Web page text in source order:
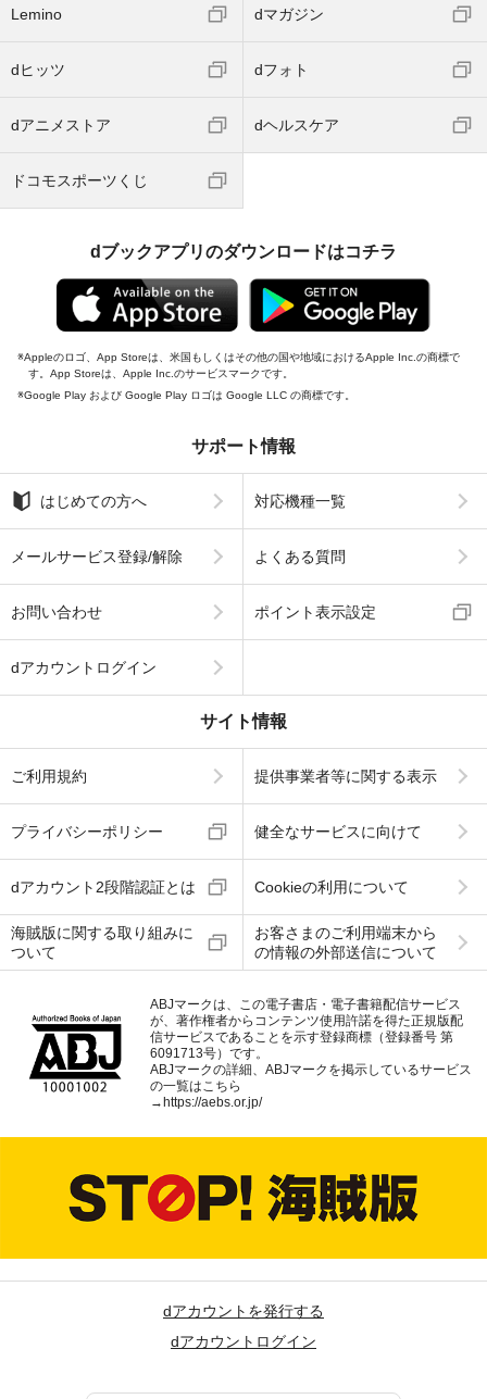
Lemino dマガジン
dヒッツ dフォト
dアニメストア dヘルスケア
ドコモスポーツくじ
dブックアプリのダウンロードはコチラ
Appleのロゴ、App Storeは、米国もしくはその他の国や地域におけるApple Inc.の商標で
す。App Storeは、Apple Inc.のサービスマークです。
Google Play および Google Play ロゴは Google LLC の商標です。
サポート情報
はじめての方へ 対応機種一覧
メールサービス登録/解除 よくある質問
お問い合わせ ポイント表示設定
dアカウントログイン
サイト情報
ご利用規約 提供事業者等に関する表示
プライバシーポリシー 健全なサービスに向けて
dアカウント2段階認証とは Cookieの利用について
海賊版に関する取り組みに
ついて
お客さまのご利用端末から
の情報の外部送信について
ABJマークは、この電子書店・電子書籍配信サービス
が、著作権者からコンテンツ使用許諾を得た正規版配
信サービスであることを示す登録商標（登録番号 第
6091713号）です。
ABJマークの詳細、ABJマークを掲示しているサービス
の一覧はこちら
→ https://aebs.or.jp/
dアカウントを発行する
dアカウントログイン